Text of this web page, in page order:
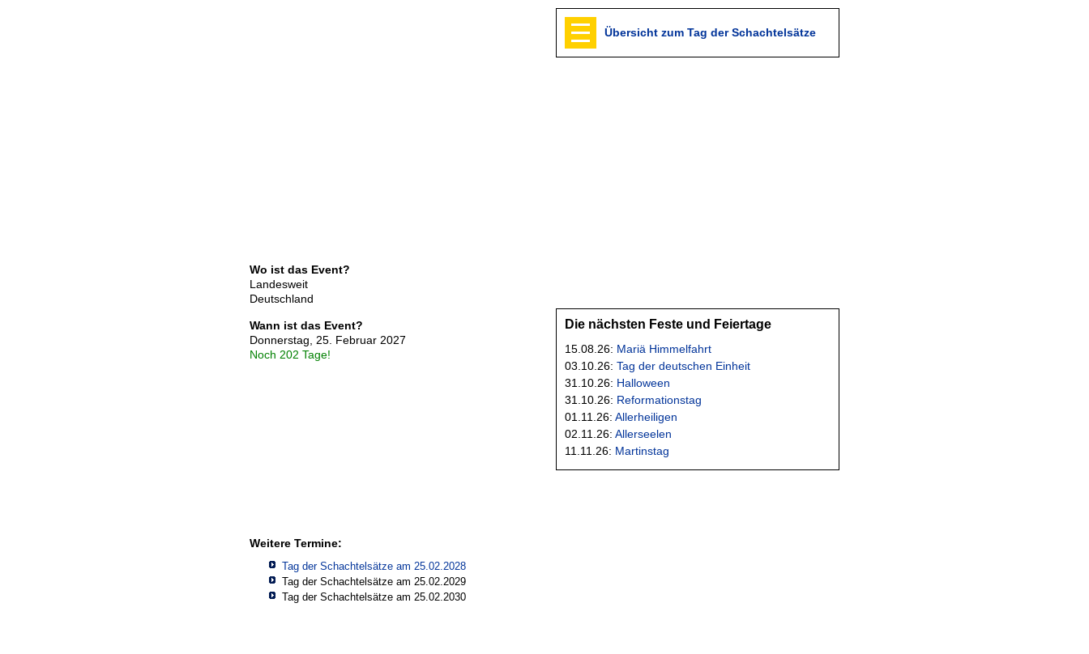
Wo ist das Event?
Landesweit
Deutschland
Wann ist das Event?
Donnerstag, 25. Februar 2027
Noch 202 Tage!
Weitere Termine:
Tag der Schachtelsätze am 25.02.2028
Tag der Schachtelsätze am 25.02.2029
Tag der Schachtelsätze am 25.02.2030
Übersicht zum Tag der Schachtelsätze
Die nächsten Feste und Feiertage
15.08.26: Mariä Himmelfahrt
03.10.26: Tag der deutschen Einheit
31.10.26: Halloween
31.10.26: Reformationstag
01.11.26: Allerheiligen
02.11.26: Allerseelen
11.11.26: Martinstag